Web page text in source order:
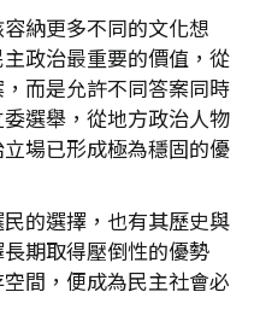
納更多不同的文化想
政治最重要的價值，從
而是允許不同答案同時
選舉，從地方政治人物
場已形成極為穩固的優
的選擇，也有其歷史與
期取得壓倒性的優勢
間，便成為民主社會必